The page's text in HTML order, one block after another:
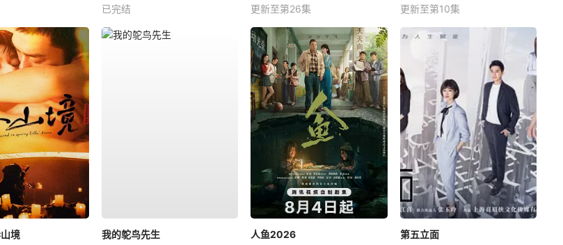
已完结
更新至第26集
更新至第10集
境
我的鸵鸟先生
人鱼2026
第五立面